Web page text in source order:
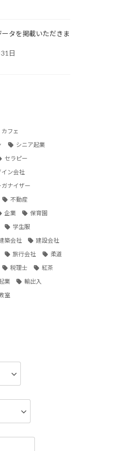
タを掲載いただきま
日
カフェ
シニア起業
セラピー
イン会社
ガナイザー
不動産
企業
保育園
学生服
築会社
建設会社
旅行会社
柔道
税理士
紅茶
業
輸出入
室